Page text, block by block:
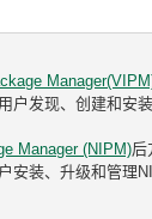
户发现、创建和安
Manager (NIPM)后
安装、升级和管理NI